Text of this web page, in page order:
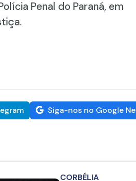
Penal do Paraná, em
Siga-nos no Google
CORBÉLIA